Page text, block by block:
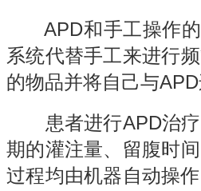
APD和手工操作的
系统代替手工来进行
的物品并将自己与
患者进行APD治疗
期的灌注量、留腹时
过程均由机器自动操